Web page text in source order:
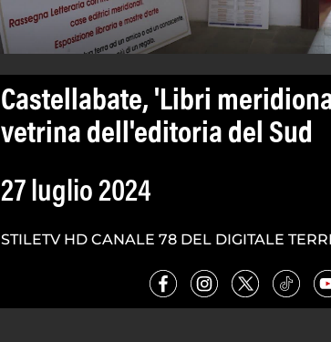
Castellabate, 'Libri
vetrina dell'editoria del Sud
27 luglio 2024
STILETV HD CANALE 78 DEL DIGITALE